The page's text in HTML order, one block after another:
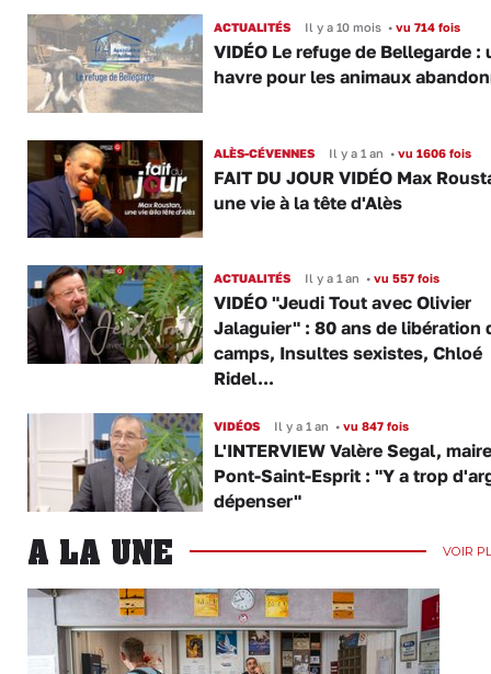
ACTUALITÉS Il y a 10 mois •vu 714 fois
VIDÉO Le refuge de Bellegarde :
havre pour les animaux
ALÈS-CÉVENNES Il y a 1 an •vu 1606 fois
FAIT DU JOUR VIDÉO Max
une vie à la tête d'Alès
ACTUALITÉS Il y a 1 an •vu 557 fois
VIDÉO "Jeudi Tout avec Olivier
Jalaguier" : 80 ans de libération
camps, Insultes sexistes, Chloé
Ridel...
VIDÉOS Il y a 1 an •vu 847 fois
L'INTERVIEW Valère Segal,
Pont-Saint-Esprit : "Y a trop
dépenser"
A LA UNE VOIR